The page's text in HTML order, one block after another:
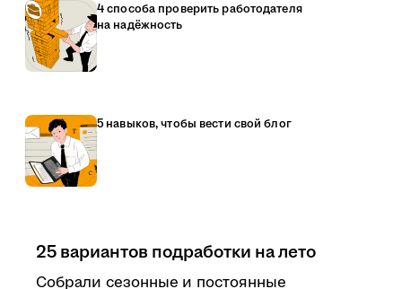
4 способа проверить работодателя
на надёжность
5 навыков, чтобы вести свой блог
25 вариантов подработки на лето
Собрали сезонные и постоянные